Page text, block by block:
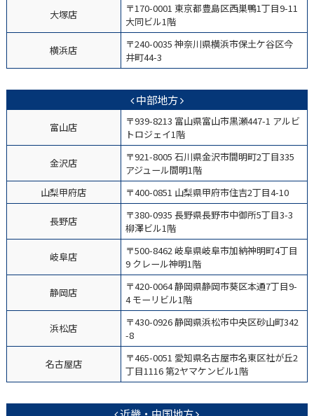
大塚店
〒170-0001 東京都豊島区西巣鴨1丁目9-11
大同ビル1階
横浜店
〒240-0035 神奈川県横浜市保⼟ケ⾕区今
井町44-3
中部地方
富山店
〒939-8213 富山県富山市黒瀬447-1 アルビ
トロジェイ1階
金沢店
〒921-8005 石川県金沢市間明町2丁目335
アジュール間明1階
山梨甲府店
〒400-0851 山梨県甲府市住吉2丁目4-10
長野店
〒380-0935 長野県長野市中御所5丁目3-3
柳澤ビル1階
岐阜店
〒500-8462 岐阜県岐阜市加納神明町4丁目
9 クレール神明1階
静岡店
〒420-0064 静岡県静岡市葵区本通7丁目9-
4 モーリビル1階
浜松店
〒430-0926 静岡県浜松市中央区砂山町342
-8
名古屋店
〒465-0051 愛知県名古屋市名東区社が丘2
丁目1116 第2ヤマケンビル1階